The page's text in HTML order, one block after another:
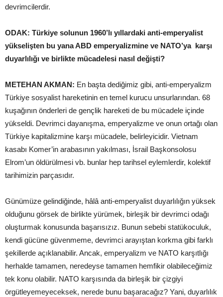
devrimcilerdir.
ODAK: Türkiye solunun 1960’lı yıllardaki anti-emperyalist
yükselişten bu yana ABD emperyalizmine ve NATO’ya karşı
duyarlılığı ve birlikte mücadelesi nasıl değişti?
METEHAN AKMAN: En başta dediğimiz gibi, anti-emperyalizm
Türkiye sosyalist hareketinin en temel kurucu unsurlarından. 68
kuşağının önderleri de gençlik hareketi de bu mücadele içinde
yükseldi. Devrimci dayanışma, emperyalizme ve onun ortağı olan
Türkiye kapitalizmine karşı mücadele, belirleyicidir. Vietnam
kasabı Komer’in arabasının yakılması, İsrail Başkonsolosu
Elrom’un öldürülmesi vb. bunlar hep tarihsel eylemlerdir, kolektif
tarihimizin parçasıdır.
Günümüze gelindiğinde, hâlâ anti-emperyalist duyarlılığın yüksek
olduğunu görsek de birlikte yürümek, birleşik bir devrimci odağı
oluşturmak konusunda başarısızız. Bunun sebebi statükoculuk,
kendi gücüne güvenmeme, devrimci arayıştan korkma gibi farklı
şekillerde açıklanabilir. Ancak, emperyalizm ve NATO karşıtlığı
herhalde tamamen, neredeyse tamamen hemfikir olabileceğimiz
tek konu olabilir. NATO karşısında da birleşik bir çizgiyi
örgütleyemeyeceksek, nerede bunu başaracağız? Yani, duyarlılık